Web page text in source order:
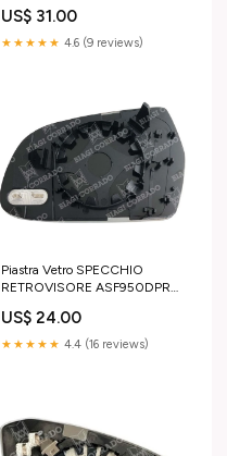
Termico Asferico RENAULT
TWINGO 2010-2014 Tappeti
US$ 31.00
★★★★★ 4.6 (9 reviews)
Piastra Vetro SPECCHIO
RETROVISORE ASF950DPR
AUDI A3 SPORTBACK 2008-
2011 Antenne AM/FM/GPS
US$ 24.00
★★★★★ 4.4 (16 reviews)